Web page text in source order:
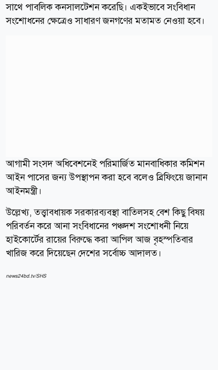
সাথে পাবলিক কনসালটেশন করেছি। একইভাবে সংবিধান
সংশোধনের ক্ষেত্রেও সাধারণ জনগণের মতামত নেওয়া হবে।
আগামী সংসদ অধিবেশনেই পরিমার্জিত মানবাধিকার কমিশন
আইন পাসের জন্য উপস্থাপন করা হবে বলেও ব্রিফিংয়ে জানান
আইনমন্ত্রী।
উল্লেখ্য, তত্ত্বাবধায়ক সরকারব্যবস্থা বাতিলসহ বেশ কিছু বিষয়
পরিবর্তন করে আনা সংবিধানের পঞ্চদশ সংশোধনী নিয়ে
হাইকোর্টের রায়ের বিরুদ্ধে করা আপিল আজ বৃহস্পতিবার
খারিজ করে দিয়েছেন দেশের সর্বোচ্চ আদালত।
news24bd.tv/SHS